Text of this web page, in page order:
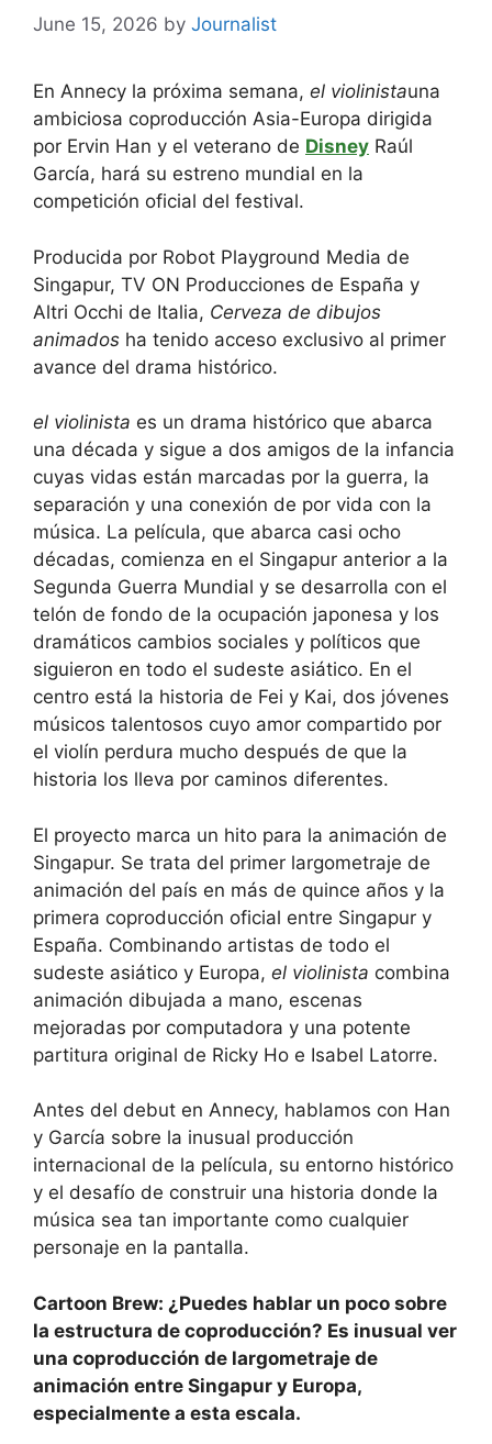
June 15, 2026 by Journalist
En Annecy la próxima semana, el violinistauna
ambiciosa coproducción Asia-Europa dirigida
por Ervin Han y el veterano de Disney Raúl
García, hará su estreno mundial en la
competición oficial del festival.
Producida por Robot Playground Media de
Singapur, TV ON Producciones de España y
Altri Occhi de Italia, Cerveza de dibujos
animados ha tenido acceso exclusivo al primer
avance del drama histórico.
el violinista es un drama histórico que abarca
una década y sigue a dos amigos de la infancia
cuyas vidas están marcadas por la guerra, la
separación y una conexión de por vida con la
música. La película, que abarca casi ocho
décadas, comienza en el Singapur anterior a la
Segunda Guerra Mundial y se desarrolla con el
telón de fondo de la ocupación japonesa y los
dramáticos cambios sociales y políticos que
siguieron en todo el sudeste asiático. En el
centro está la historia de Fei y Kai, dos jóvenes
músicos talentosos cuyo amor compartido por
el violín perdura mucho después de que la
historia los lleva por caminos diferentes.
El proyecto marca un hito para la animación de
Singapur. Se trata del primer largometraje de
animación del país en más de quince años y la
primera coproducción oficial entre Singapur y
España. Combinando artistas de todo el
sudeste asiático y Europa, el violinista combina
animación dibujada a mano, escenas
mejoradas por computadora y una potente
partitura original de Ricky Ho e Isabel Latorre.
Antes del debut en Annecy, hablamos con Han
y García sobre la inusual producción
internacional de la película, su entorno histórico
y el desafío de construir una historia donde la
música sea tan importante como cualquier
personaje en la pantalla.
Cartoon Brew: ¿Puedes hablar un poco sobre
la estructura de coproducción? Es inusual ver
una coproducción de largometraje de
animación entre Singapur y Europa,
especialmente a esta escala.